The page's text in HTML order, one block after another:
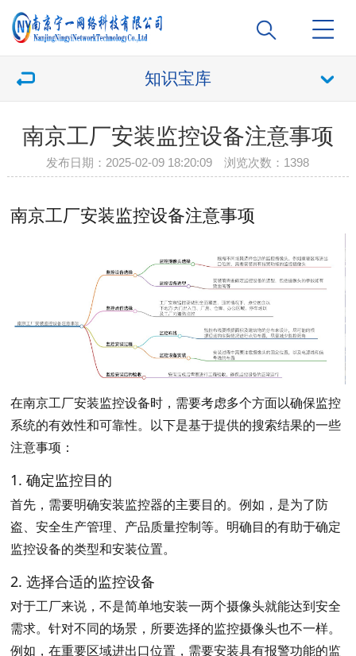
知识宝库
南京工厂安装监控设备注意事项
发布日期：2025-02-09 18:20:09 浏览次数： 1398
南京工厂安装监控设备注意事项
在南京工厂安装监控设备时，需要考虑多个方面以确保监控
系统的有效性和可靠性。以下是基于提供的搜索结果的一些
注意事项：
1. 确定监控目的
首先，需要明确安装监控器的主要目的。例如，是为了防
盗、安全生产管理、产品质量控制等。明确目的有助于确定
监控设备的类型和安装位置。
2. 选择合适的监控设备
对于工厂来说，不是简单地安装一两个摄像头就能达到安全
需求。针对不同的场景，所要选择的监控摄像头也不一样。
例如，在重要区域进出口位置，需要安装具有报警功能的监